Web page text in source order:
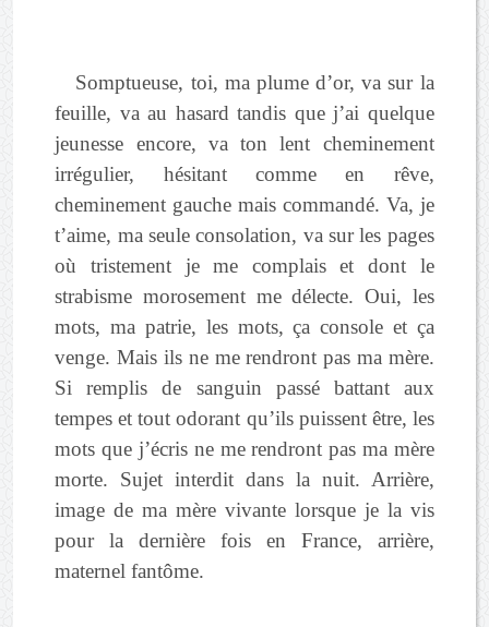
Somptueuse, toi, ma plume d’or, va sur la
feuille, va au hasard tandis que j’ai quelque
jeunesse encore, va ton lent cheminement
irrégulier, hésitant comme en rêve,
cheminement gauche mais commandé. Va, je
t’aime, ma seule consolation, va sur les pages
où tristement je me complais et dont le
strabisme morosement me délecte. Oui, les
mots, ma patrie, les mots, ça console et ça
venge. Mais ils ne me rendront pas ma mère.
Si remplis de sanguin passé battant aux
tempes et tout odorant qu’ils puissent être, les
mots que j’écris ne me rendront pas ma mère
morte. Sujet interdit dans la nuit. Arrière,
image de ma mère vivante lorsque je la vis
pour la dernière fois en France, arrière,
maternel fantôme.